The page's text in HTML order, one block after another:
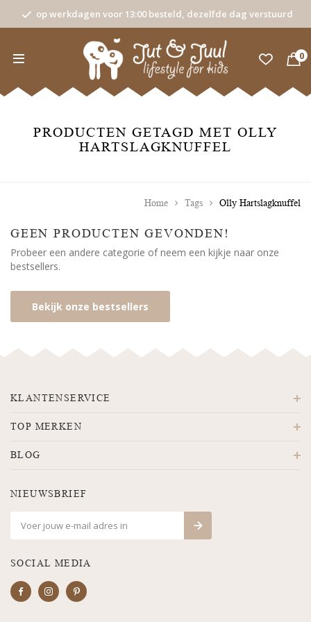
op werkdagen voor 13:00 besteld, dezelfde dag verstuurd
0
PRODUCTEN GETAGD MET OLLY
HARTSLAGKNUFFEL
Home Tags Olly Hartslagknuffel
GEEN PRODUCTEN GEVONDEN!
Probeer een andere categorie of neem een kijkje naar onze
bestsellers.
Bekijk onze bestsellers
KLANTENSERVICE
TOP MERKEN
BLOG
NIEUWSBRIEF
SOCIAL MEDIA